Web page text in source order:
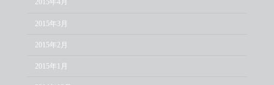
2015年4月
2015年3月
2015年2月
2015年1月